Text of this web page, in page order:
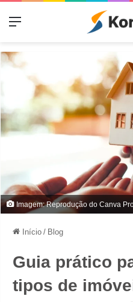
Menu
Imagem: Reprodução do Canva
Início / Blog
Guia prático
tipos de